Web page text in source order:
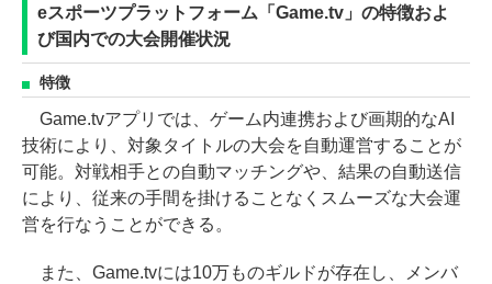
eスポーツプラットフォーム「Game.tv」の特徴およ
び国内での大会開催状況
特徴
Game.tvアプリでは、ゲーム内連携および画期的なAI
技術により、対象タイトルの大会を自動運営することが
可能。対戦相手との自動マッチングや、結果の自動送信
により、従来の手間を掛けることなくスムーズな大会運
営を行なうことができる。
また、Game.tvには10万ものギルドが存在し、メンバ